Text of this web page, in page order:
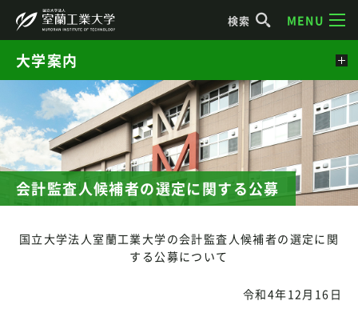
検索 MENU
会計監査人候補者の選定に関する公募
国立大学法人室蘭工業大学の会計監査人候補者の選定に関
する公募について
令和4年12月16日
大学案内